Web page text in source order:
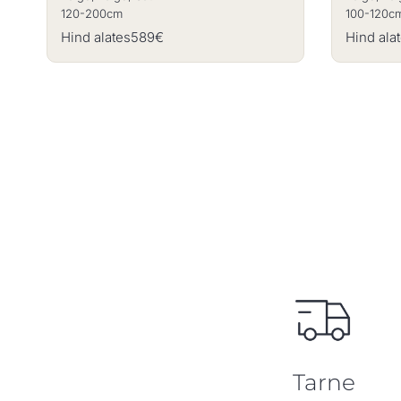
120-200cm
Hind alates589€
100-
Hind
Tarne